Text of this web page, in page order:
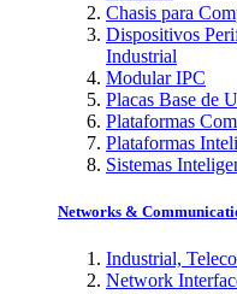
Chasis para
Dispositivos
Industrial
Modular IPC
Placas Base de
Plataformas
Plataformas
Sistemas
Networks &
Industrial,
Network